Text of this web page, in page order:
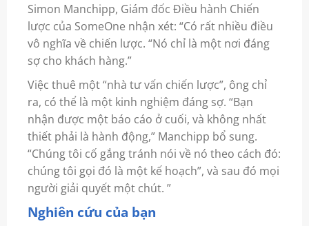
Simon Manchipp, Giám đốc Điều hành Chiến
lược của SomeOne nhận xét: “Có rất nhiều điều
vô nghĩa về chiến lược. “Nó chỉ là một nơi đáng
sợ cho khách hàng.”
Việc thuê một “nhà tư vấn chiến lược”, ông chỉ
ra, có thể là một kinh nghiệm đáng sợ. “Bạn
nhận được một báo cáo ở cuối, và không nhất
thiết phải là hành động,” Manchipp bổ sung.
“Chúng tôi cố gắng tránh nói về nó theo cách đó:
chúng tôi gọi đó là một kế hoạch”, và sau đó mọi
người giải quyết một chút. ”
Nghiên cứu của bạn